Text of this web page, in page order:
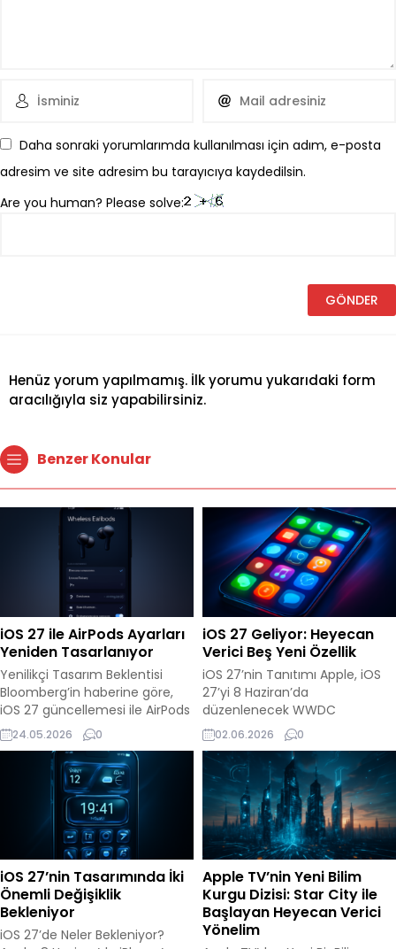
Daha sonraki yorumlarımda kullanılması için adım, e-posta
adresim ve site adresim bu tarayıcıya kaydedilsin.
Are you human? Please solve:
Henüz yorum yapılmamış. İlk yorumu yukarıdaki form
aracılığıyla siz yapabilirsiniz.
Benzer Konular
iOS 27 ile AirPods Ayarları
Yeniden Tasarlanıyor
Yenilikçi Tasarım Beklentisi
Bloomberg’in haberine göre,
iOS 27 güncellemesi ile AirPods
menüsünde önemli değişiklikler
gerçekleşecek. Özellikle AirPods
Pro kullanıcıları için
tasarlanacak yeni arayüz, daha
işlevsel ve düzenli bir deneyim
sunmayı hedefliyor. Daha Akıcı
Bir Kullanım Deneyimi Yeni
tasarım, ayarlar menüsünün
daha akıcı bir hale gelmesini
sağlayacak. Kullanıcıların
ihtiyaç duyduğu bilgilere...
24.05.2026 0
iOS 27 Geliyor: Heyecan
Verici Beş Yeni Özellik
iOS 27’nin Tanıtımı Apple, iOS
27’yi 8 Haziran’da
düzenlenecek WWDC
etkinliğinde tanıtmaya
hazırlanıyor. Yeni sürümle
birlikte kullanıcıların deneyimini
geliştirecek bazı heyecan verici
özelliklerin geleceği iddia
ediliyor. Yeni Özelliklerin
Detayları iOS 27 ile birlikte
kullanıcıların dikkatini çeken
beş yeni özellik şunlar: Gelişmiş
Bildirim Yönetimi: Kullanıcıların
bildirimleri daha iyi
yönetmesine olanak tanıyan...
02.06.2026 0
iOS 27’nin Tasarımında İki
Önemli Değişiklik
Bekleniyor
iOS 27’de Neler Bekleniyor?
Apple TV’nin Yeni Bilim
Kurgu Dizisi: Star City ile
Başlayan Heyecan Verici
Yönelim